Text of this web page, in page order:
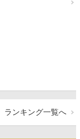
ランキング一覧へ